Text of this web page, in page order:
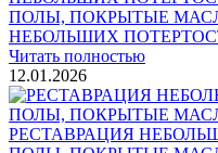
ПОЛЫ, ПОКРЫТЫЕ
НЕБОЛЬШИХ
Читать полностью
12.01.2026
РЕСТАВРАЦИЯ